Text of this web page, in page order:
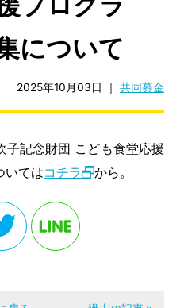
について
2025年10月03日 ｜ 共同募金
子記念財団 こども食堂応援
いてはコチラ から。